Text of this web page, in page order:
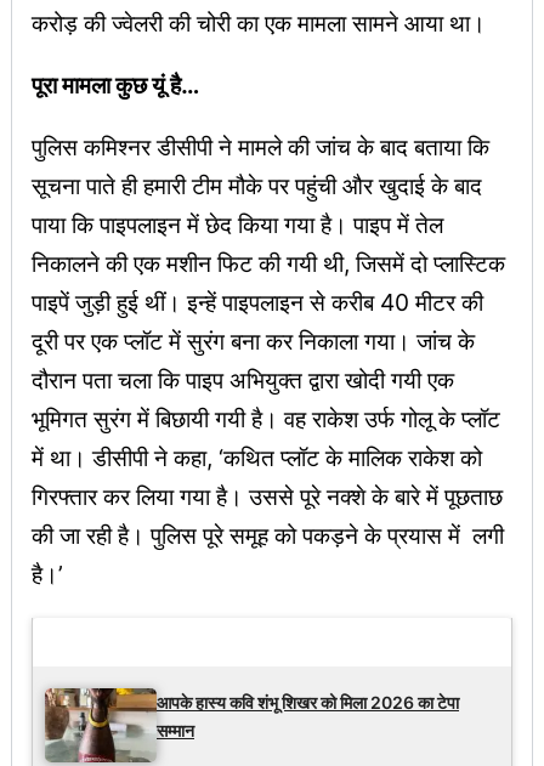
करोड़ की ज्वेलरी की चोरी का एक मामला सामने आया था।
पूरा मामला कुछ यूं है…
पुलिस कमिश्नर डीसीपी ने मामले की जांच के बाद बताया कि
सूचना पाते ही हमारी टीम मौके पर पहुंची और खुदाई के बाद
पाया कि पाइपलाइन में छेद क‌िया गया है। पाइप में तेल
निकालने की एक मशीन फिट की गयी थी, जिसमें दो प्लास्टिक
पाइपें जुड़ी हुई थीं। इन्हें पाइपलाइन से करीब 40 मीटर की
दूरी पर एक प्लॉट में सुरंग बना कर निकाला गया। जांच के
दौरान पता चला कि पाइप अभियुक्त द्वारा खोदी गयी एक
भूमिगत सुरंग में बिछायी गयी है। वह राकेश उर्फ गोलू के प्लॉट
में था। डीसीपी ने कहा, ‘कथित प्लॉट के मालिक राकेश को
गिरफ्तार कर लिया गया है। उससे पूरे नक्शे के बारे में पूछताछ
की जा रही है। पुलिस पूरे समूह को पकड़ने के प्रयास में लगी
है।’
आपके हास्य कवि शंभू शिखर को मिला 2026 का टेपा
सम्मान